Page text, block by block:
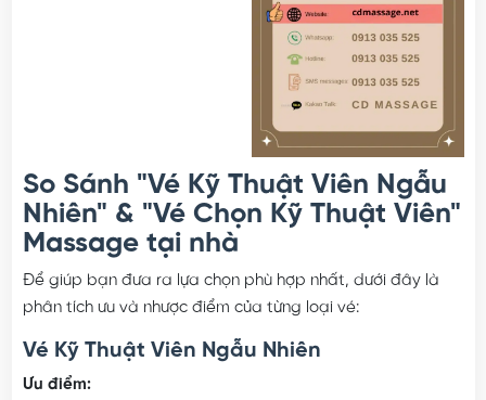
So Sánh "Vé Kỹ Thuật Viên Ngẫu
Nhiên" & "Vé Chọn Kỹ Thuật Viên"
Massage tại nhà
Để giúp bạn đưa ra lựa chọn phù hợp nhất, dưới đây là
phân tích ưu và nhược điểm của từng loại vé:
Vé Kỹ Thuật Viên Ngẫu Nhiên
Ưu điểm: